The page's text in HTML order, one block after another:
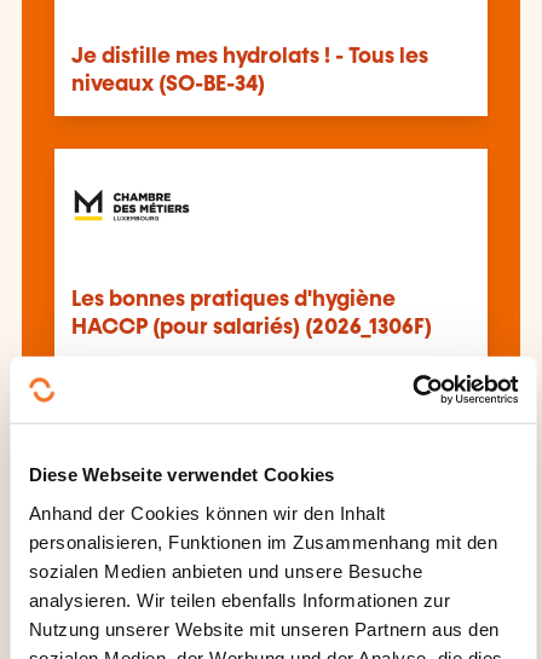
Diese Webseite verwendet Cookies
Anhand der Cookies können wir den Inhalt
personalisieren, Funktionen im Zusammenhang mit den
sozialen Medien anbieten und unsere Besuche
analysieren. Wir teilen ebenfalls Informationen zur
Nutzung unserer Website mit unseren Partnern aus den
Je distille mes hydrolats ! - Tous les
niveaux (SO-BE-34)
Les bonnes pratiques d'hygiène
HACCP (pour salariés) (2026_1306F)
Diese anderen Weiterbildungen könnten Sie
auch interessieren:
Ausbildungsgänge für Ausbilder im
Lebensmittelbereich
Bäckerei
Brauerei